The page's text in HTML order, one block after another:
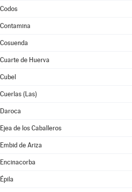
Codos
Contamina
Cosuenda
Cuarte de Huerva
Cubel
Cuerlas (Las)
Daroca
Ejea de los Caballeros
Embid de Ariza
Encinacorba
Épila